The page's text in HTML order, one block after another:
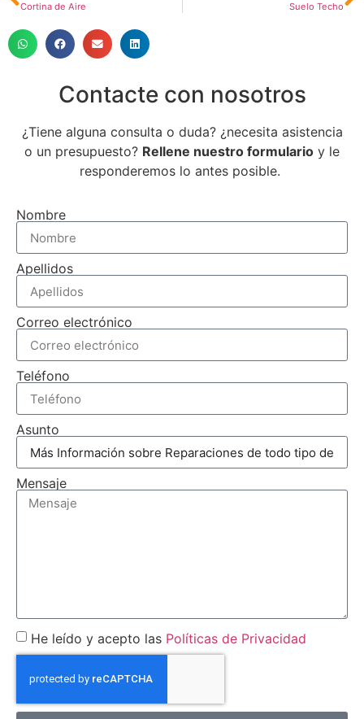
Cortina de Aire Suelo Techo
Contacte con nosotros
¿Tiene alguna consulta o duda? ¿necesita asistencia
o un presupuesto? Rellene nuestro formulario y le
responderemos lo antes posible.
Nombre
Apellidos
Correo electrónico
Teléfono
Asunto
Mensaje
He leído y acepto las Políticas de Privacidad